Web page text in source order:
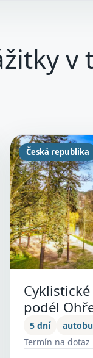
v
Česká republika
podél
5 dní
Termín na dotaz